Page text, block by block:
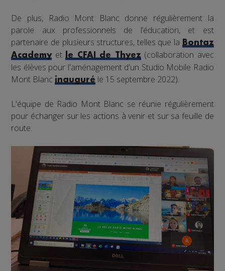
De plus, Radio Mont Blanc donne régulièrement la
parole aux professionnels de l’éducation, et est
partenaire de plusieurs structures, telles que la
Bontaz
Academyet le CFAI de Thyez(collaboration avec
les élèves pour l'aménagement d'un Studio Mobile Radio
Mont Blancinauguré le 15 septembre 2022).
L'équipe de Radio Mont Blanc se réunie régulièrement
pour échanger sur les actions à venir et sur sa feuille de
route.